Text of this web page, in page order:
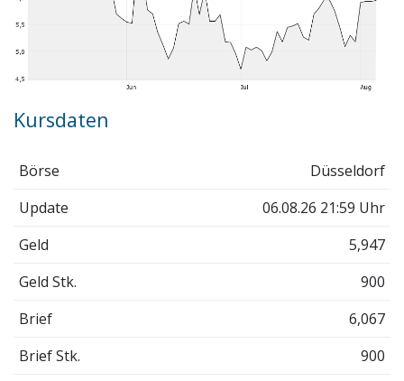
Kursdaten
Börse
Düsseldorf
Update
06.08.26 21:59 Uhr
Geld
5,947
Geld Stk.
900
Brief
6,067
Brief Stk.
900